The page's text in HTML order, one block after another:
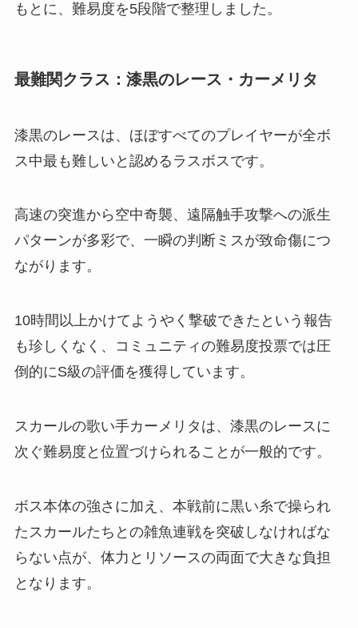
もとに、難易度を5段階で整理しました。
最難関クラス：漆黒のレース・カーメリタ
漆黒のレースは、ほぼすべてのプレイヤーが全ボ
ス中最も難しいと認めるラスボスです。
高速の突進から空中奇襲、遠隔触手攻撃への派生
パターンが多彩で、一瞬の判断ミスが致命傷につ
ながります。
10時間以上かけてようやく撃破できたという報告
も珍しくなく、コミュニティの難易度投票では圧
倒的にS級の評価を獲得しています。
スカールの歌い手カーメリタは、漆黒のレースに
次ぐ難易度と位置づけられることが一般的です。
ボス本体の強さに加え、本戦前に黒い糸で操られ
たスカールたちとの雑魚連戦を突破しなければな
らない点が、体力とリソースの両面で大きな負担
となります。